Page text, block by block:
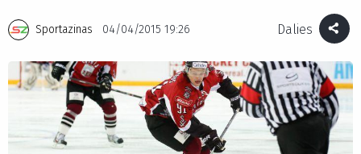
Sportazinas 04/04/2015 19:26 Dalies